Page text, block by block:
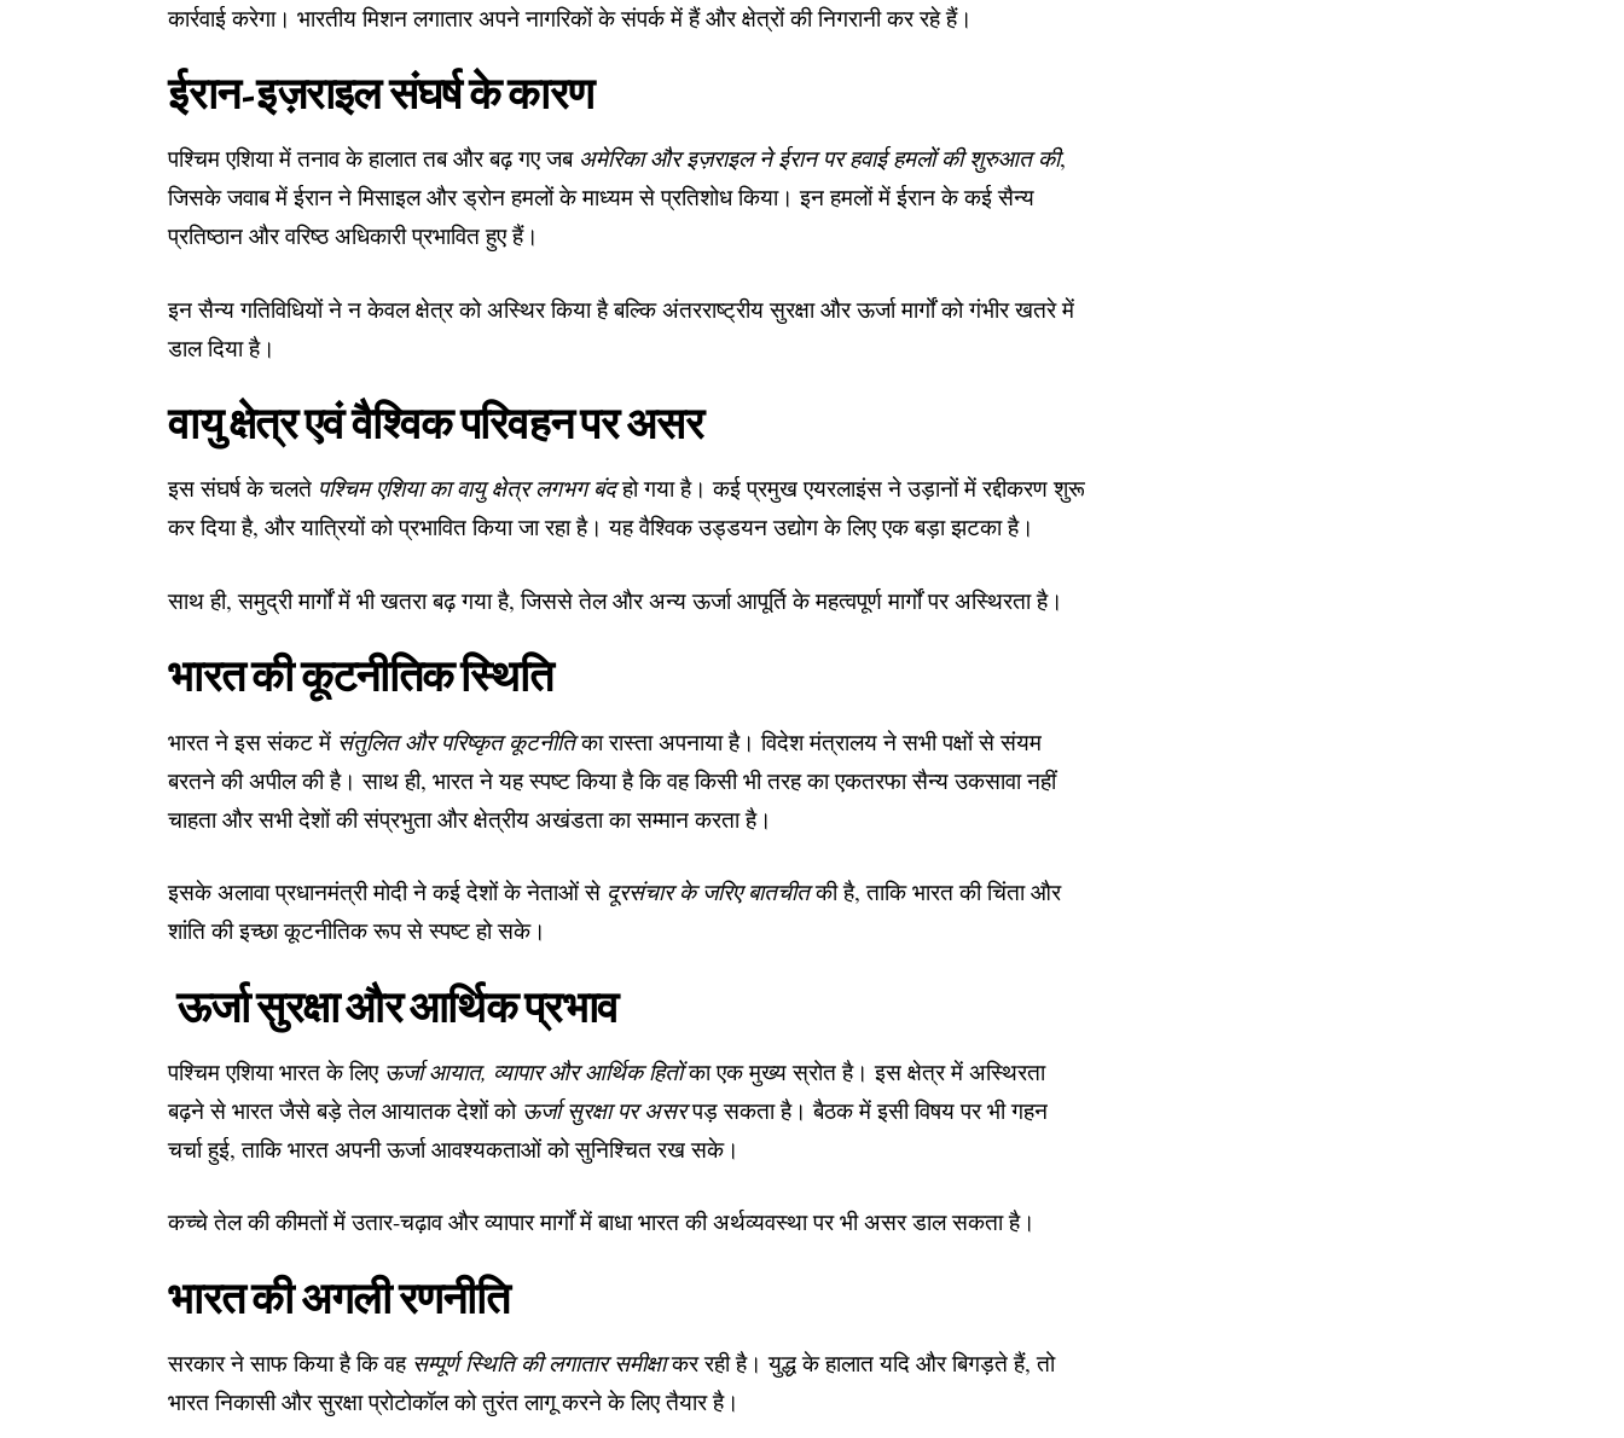
कार्रवाई करेगा। भारतीय मिशन लगातार अपने नागरिकों के संपर्क में हैं और क्षेत्रों की निगरानी कर रहे हैं।
ईरान-इज़राइल संघर्ष के कारण
पश्चिम एशिया में तनाव के हालात तब और बढ़ गए जब अमेरिका और इज़राइल ने ईरान पर हवाई हमलों की शुरुआत की,
जिसके जवाब में ईरान ने मिसाइल और ड्रोन हमलों के माध्यम से प्रतिशोध किया। इन हमलों में ईरान के कई सैन्य
प्रतिष्ठान और वरिष्ठ अधिकारी प्रभावित हुए हैं।
इन सैन्य गतिविधियों ने न केवल क्षेत्र को अस्थिर किया है बल्कि अंतरराष्ट्रीय सुरक्षा और ऊर्जा मार्गों को गंभीर खतरे में
डाल दिया है।
वायु क्षेत्र एवं वैश्विक परिवहन पर असर
इस संघर्ष के चलते पश्चिम एशिया का वायु क्षेत्र लगभग बंदहो गया है। कई प्रमुख एयरलाइंस ने उड़ानों में रद्दीकरण शुरू
कर दिया है, और यात्रियों को प्रभावित किया जा रहा है। यह वैश्विक उड्डयन उद्योग के लिए एक बड़ा झटका है।
साथ ही, समुद्री मार्गों में भी खतरा बढ़ गया है, जिससे तेल और अन्य ऊर्जा आपूर्ति के महत्वपूर्ण मार्गों पर अस्थिरता है।
भारत की कूटनीतिक स्थिति
भारत ने इस संकट में संतुलित और परिष्कृत कूटनीतिका रास्ता अपनाया है। विदेश मंत्रालय ने सभी पक्षों से संयम
बरतने की अपील की है। साथ ही, भारत ने यह स्पष्ट किया है कि वह किसी भी तरह का एकतरफा सैन्य उकसावा नहीं
चाहता और सभी देशों की संप्रभुता और क्षेत्रीय अखंडता का सम्मान करता है।
इसके अलावा प्रधानमंत्री मोदी ने कई देशों के नेताओं से दूरसंचार के जरिए बातचीतकी है, ताकि भारत की चिंता और
शांति की इच्छा कूटनीतिक रूप से स्पष्ट हो सके।
ऊर्जा सुरक्षा और आर्थिक प्रभाव
पश्चिम एशिया भारत के लिए ऊर्जा आयात, व्यापार और आर्थिक हितोंका एक मुख्य स्रोत है। इस क्षेत्र में अस्थिरता
बढ़ने से भारत जैसे बड़े तेल आयातक देशों को ऊर्जा सुरक्षा पर असरपड़ सकता है। बैठक में इसी विषय पर भी गहन
चर्चा हुई, ताकि भारत अपनी ऊर्जा आवश्यकताओं को सुनिश्चित रख सके।
कच्चे तेल की कीमतों में उतार-चढ़ाव और व्यापार मार्गों में बाधा भारत की अर्थव्यवस्था पर भी असर डाल सकता है।
भारत की अगली रणनीति
सरकार ने साफ किया है कि वह सम्पूर्ण स्थिति की लगातार समीक्षाकर रही है। युद्ध के हालात यदि और बिगड़ते हैं, तो
भारत निकासी और सुरक्षा प्रोटोकॉल को तुरंत लागू करने के लिए तैयार है।